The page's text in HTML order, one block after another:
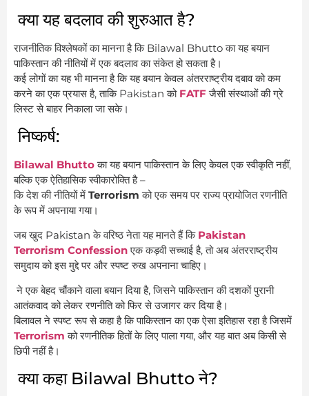
क्या यह बदलाव की शुरुआत है?
राजनीतिक विश्लेषकों का मानना है कि Bilawal Bhutto का यह बयान
पाकिस्तान की नीतियों में एक बदलाव का संकेत हो सकता है।
कई लोगों का यह भी मानना है कि यह बयान केवल अंतरराष्ट्रीय दबाव को कम
करने का एक प्रयास है, ताकि Pakistan को FATFजैसी संस्थाओं की ग्रे
लिस्ट से बाहर निकाला जा सके।
निष्कर्ष:
Bilawal Bhuttoका यह बयान पाकिस्तान के लिए केवल एक स्वीकृति नहीं,
बल्कि एक ऐतिहासिक स्वीकारोक्ति है –
कि देश की नीतियों में Terrorism को एक समय पर राज्य प्रायोजित रणनीति
के रूप में अपनाया गया।
जब खुद Pakistan के वरिष्ठ नेता यह मानते हैं कि Pakistan
Terrorism Confessionएक कड़वी सच्चाई है, तो अब अंतरराष्ट्रीय
समुदाय को इस मुद्दे पर और स्पष्ट रुख अपनाना चाहिए।
ने एक बेहद चौंकाने वाला बयान दिया है, जिसने पाकिस्तान की दशकों पुरानी
आतंकवाद को लेकर रणनीति को फिर से उजागर कर दिया है।
बिलावल ने स्पष्ट रूप से कहा है कि पाकिस्तान का एक ऐसा इतिहास रहा है जिसमें
Terrorism को रणनीतिक हितों के लिए पाला गया, और यह बात अब किसी से
छिपी नहीं है।
क्या कहा Bilawal Bhutto ने?